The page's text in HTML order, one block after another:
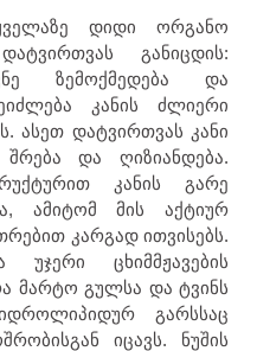
დიდი ორგანო
განიცდის:
ზემოქმედება და
კანის ძლიერი
ასეთ დატვირთვას კანი
შრება და ღიზიანდება.
კანის გარე
ამიტომ მის აქტიურ
კარგად ითვისებს.
ცხიმმჟავების
მარტო გულსა და ტვინს
გარსსაც
იცავს. ნუშის